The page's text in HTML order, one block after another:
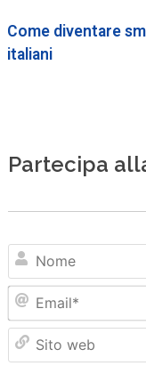
Come diventare
italiani
Partecipa